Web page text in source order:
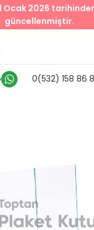
0(532) 158 86
Ocak 2026
güncellenmiştir.